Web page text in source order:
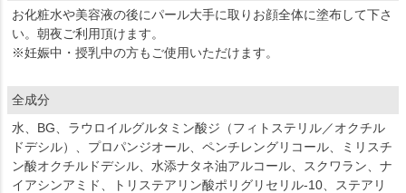
お化粧水や美容液の後にパール大手に取りお顔全体に塗布して下さ
い。朝夜ご利用頂けます。
※妊娠中・授乳中の方もご使用いただけます。
全成分
水、BG、ラウロイルグルタミン酸ジ（フィトステリル／オクチル
ドデシル）、プロパンジオール、ペンチレングリコール、ミリスチ
ン酸オクチルドデシル、水添ナタネ油アルコール、スクワラン、ナ
イアシンアミド、トリステアリン酸ポリグリセリル-10、ステアリ